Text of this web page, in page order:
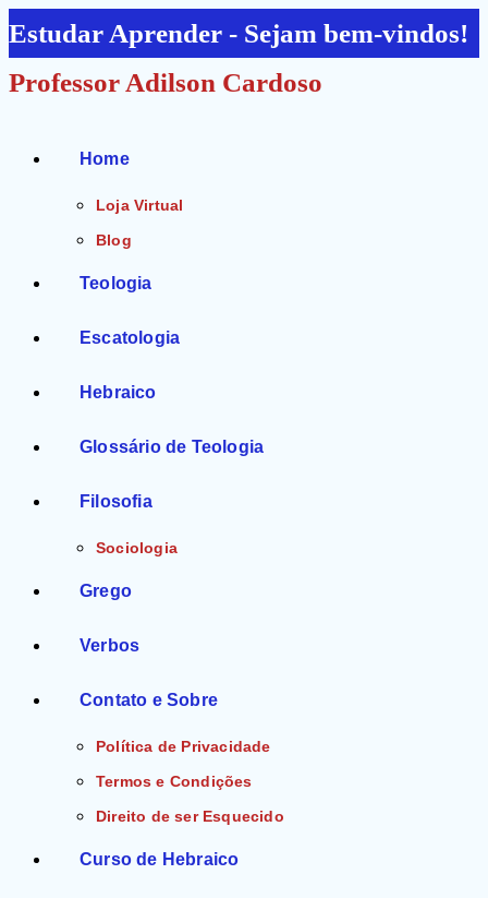
Ir
para
o
Estudar Aprender - Sejam bem-vindos!
Professor Adilson Cardoso
Home
Loja Virtual
Blog
Teologia
Escatologia
Hebraico
Glossário de Teologia
Filosofia
Sociologia
Grego
Verbos
Contato e Sobre
Política de Privacidade
Termos e Condições
Direito de ser Esquecido
Curso de Hebraico